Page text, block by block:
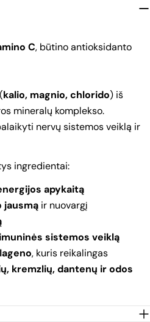
C, būtino antioksidanto
kalio, magnio, chlorido) iš
mineralų komplekso.
nervų sistemos veiklą ir
ingredientai:
apykaitą
jausmą ir nuovargį
sistemos veiklą
, kuris reikalingas
kremzlių, dantenų ir odos